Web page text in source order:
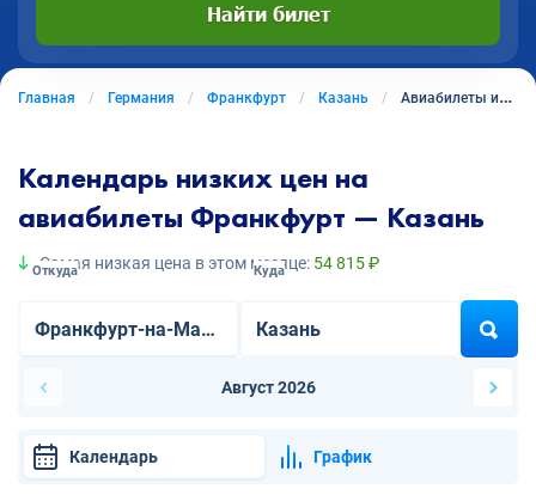
Найти билет
Главная Германия Франкфурт Казань Авиабилеты из Франкфурта в Казань
Календарь низких цен на
авиабилеты Франкфурт — Казань
Самая низкая цена в этом месяце: 54 815 ₽
Откуда Куда
Август 2026
Календарь График